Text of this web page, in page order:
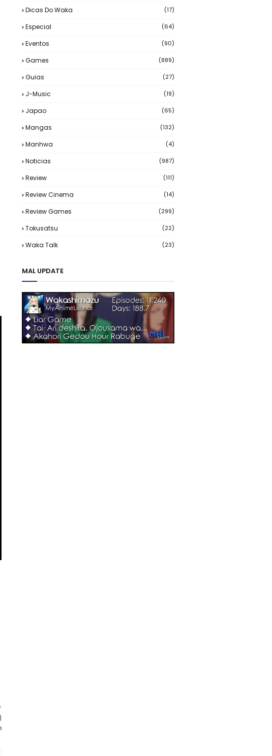
Dicas Do Waka (17)
Especial (64)
Eventos (90)
Games (889)
Guias (27)
J-Music (19)
Japao (65)
Mangas (132)
Manhwa (4)
Noticias (987)
Review (111)
Review Cinema (14)
Review Games (299)
Tokusatsu (22)
Waka Talk (23)
MAL UPDATE